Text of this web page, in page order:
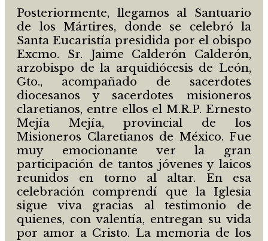
Posteriormente, llegamos al Santuario
de los Mártires, donde se celebró la
Santa Eucaristía presidida por el obispo
Excmo. Sr. Jaime Calderón Calderón,
arzobispo de la arquidiócesis de León,
Gto., acompañado de sacerdotes
diocesanos y sacerdotes misioneros
claretianos, entre ellos el M.R.P. Ernesto
Mejía Mejía, provincial de los
Misioneros Claretianos de México. Fue
muy emocionante ver la gran
participación de tantos jóvenes y laicos
reunidos en torno al altar. En esa
celebración comprendí que la Iglesia
sigue viva gracias al testimonio de
quienes, con valentía, entregan su vida
por amor a Cristo. La memoria de los